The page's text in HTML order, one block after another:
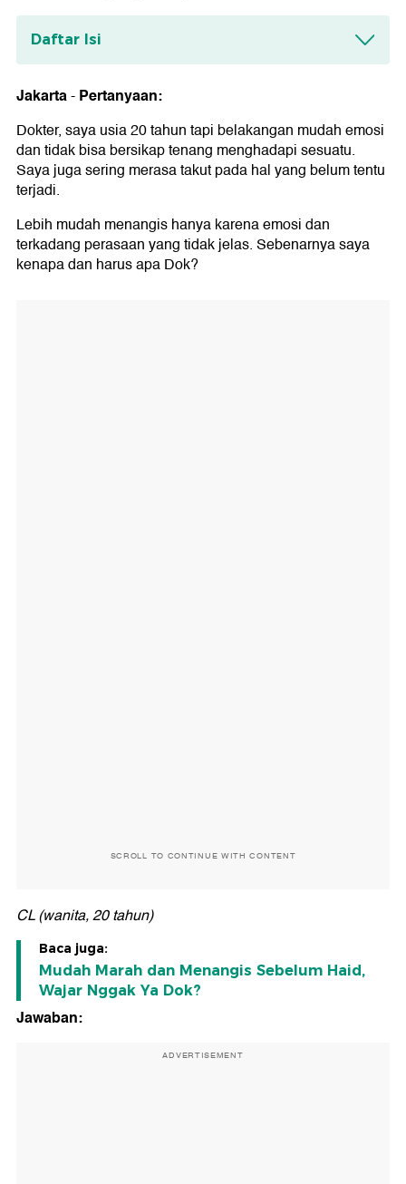
Daftar Isi
Tentang Konsultasi Kesehatan
Jakarta-Pertanyaan:
Dokter, saya usia 20 tahun tapi belakangan mudah emosi
dan tidak bisa bersikap tenang menghadapi sesuatu.
Saya juga sering merasa takut pada hal yang belum tentu
terjadi.
Lebih mudah menangis hanya karena emosi dan
terkadang perasaan yang tidak jelas. Sebenarnya saya
kenapa dan harus apa Dok?
SCROLL TO CONTINUE WITH CONTENT
CL (wanita, 20 tahun)
Baca juga:
Mudah Marah dan Menangis Sebelum Haid,
Wajar Nggak Ya Dok?
Jawaban:
ADVERTISEMENT